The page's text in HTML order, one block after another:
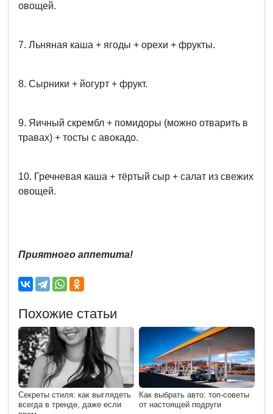
овощей.
7. Льняная каша + ягоды + орехи + фрукты.
8. Сырники + йогурт + фрукт.
9. Яичный скрембл + помидоры (можно отварить в
травах) + тосты с авокадо.
10. Гречневая каша + тёртый сыр + салат из свежих
овощей.
Приятного аппетита!
Похожие статьи
Секреты стиля: как выглядеть
всегда в тренде, даже если
Как выбрать авто: топ-советы
от настоящей подруги